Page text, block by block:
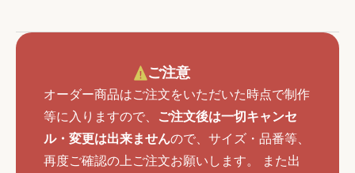
ご注意
オーダー商品はご注文をいただいた時点で制作
等に入りますので、
ご注文後は一切キャンセ
ル・変更は出来ませんので、サイズ・品番等、
再度ご確認の上ご注文お願いします。 また出